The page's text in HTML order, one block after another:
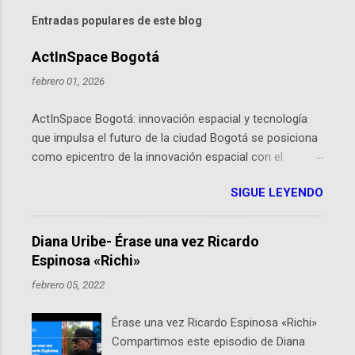
Entradas populares de este blog
ActInSpace Bogotá
febrero 01, 2026
ActInSpace Bogotá: innovación espacial y tecnología
que impulsa el futuro de la ciudad Bogotá se posiciona
como epicentro de la innovación espacial con el
hackathon global que convierte tecnologías de la
Agencia Espacial Europea en soluciones prácticas para
la vida cotidiana. Este evento, organizado por el
Planetario de Bogotá del Idartes y la Universidad de los
Andes, reúne a expertos como el presidente de Airbus
Colombia y líderes del sector aeroespacial para inspirar
por qué importa en Bogotá ActInSpace es una
competencia mundial que opera en más de 60
SIGUE LEYENDO
Diana Uribe- Érase una vez Ricardo
Espinosa «Richi»
febrero 05, 2022
Érase una vez Ricardo Espinosa «Richi»
Compartimos este episodio de Diana